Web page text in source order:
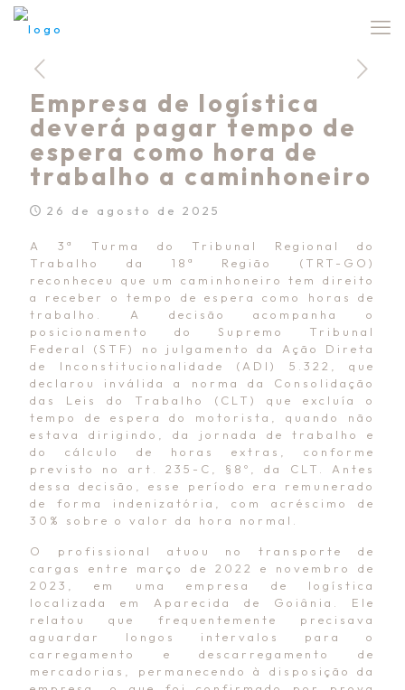
Empresa de logística
deverá pagar tempo de
espera como hora de
trabalho a caminhoneiro
26 de agosto de 2025
A 3ª Turma do Tribunal Regional do
Trabalho da 18ª Região (TRT-GO)
reconheceu que um caminhoneiro tem direito
a receber o tempo de espera como horas de
trabalho. A decisão acompanha o
posicionamento do Supremo Tribunal
Federal (STF) no julgamento da Ação Direta
de Inconstitucionalidade (ADI) 5.322, que
declarou inválida a norma da Consolidação
das Leis do Trabalho (CLT) que excluía o
tempo de espera do motorista, quando não
estava dirigindo, da jornada de trabalho e
do cálculo de horas extras, conforme
previsto no art. 235-C, §8º, da CLT. Antes
dessa decisão, esse período era remunerado
de forma indenizatória, com acréscimo de
30% sobre o valor da hora normal.
O profissional atuou no transporte de
cargas entre março de 2022 e novembro de
2023, em uma empresa de logística
localizada em Aparecida de Goiânia. Ele
relatou que frequentemente precisava
aguardar longos intervalos para o
carregamento e descarregamento de
mercadorias, permanecendo à disposição da